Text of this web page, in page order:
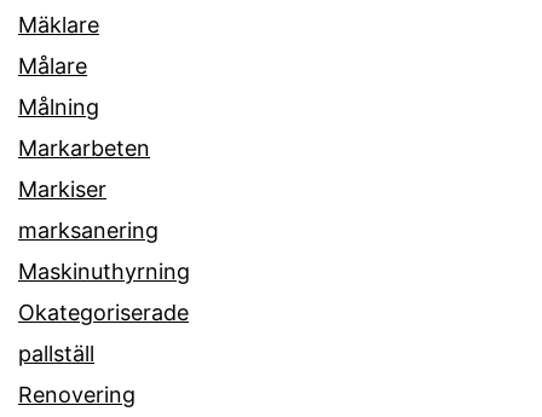
Mäklare
Målare
Målning
Markarbeten
Markiser
marksanering
Maskinuthyrning
Okategoriserade
pallställ
Renovering